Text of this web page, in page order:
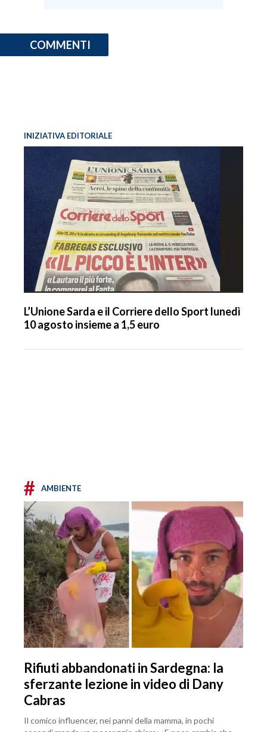
COMMENTI
INIZIATIVA EDITORIALE
L’Unione Sarda e il Corriere dello Sport lunedì
10 agosto insieme a 1,5 euro
# AMBIENTE
Rifiuti abbandonati in Sardegna: la
sferzante lezione in video di Dany
Cabras
Il comico influencer, nei panni della mamma, in pochi